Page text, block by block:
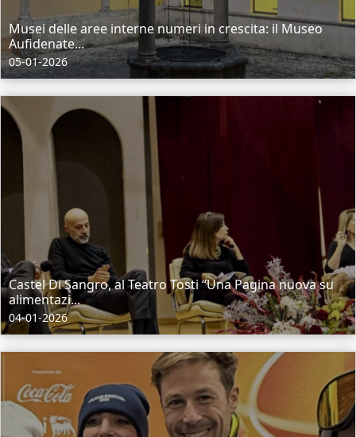
Musei delle aree interne numeri in crescita: il Museo
Aufidenate...
05-01-2026
Castel Di Sangro, al Teatro Tosti “Una Pagina nuova su
alimentazi...
04-01-2026